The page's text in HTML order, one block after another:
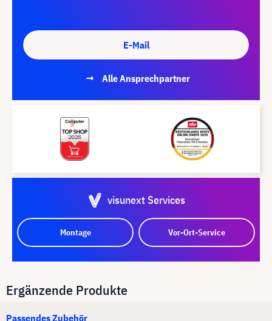
E-Mail
Alle Ansprechpartner
visunext Services
Montage Vor-Ort-Service
Ergänzende Produkte
Passendes Zubehör